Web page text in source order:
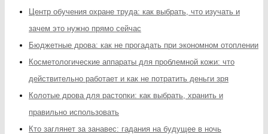
Центр обучения охране труда: как выбрать, что изучать и
зачем это нужно прямо сейчас
Бюджетные дрова: как не прогадать при экономном отоплении
Косметологические аппараты для проблемной кожи: что
действительно работает и как не потратить деньги зря
Колотые дрова для растопки: как выбрать, хранить и
правильно использовать
Кто заглянет за занавес: гадания на будущее в ночь